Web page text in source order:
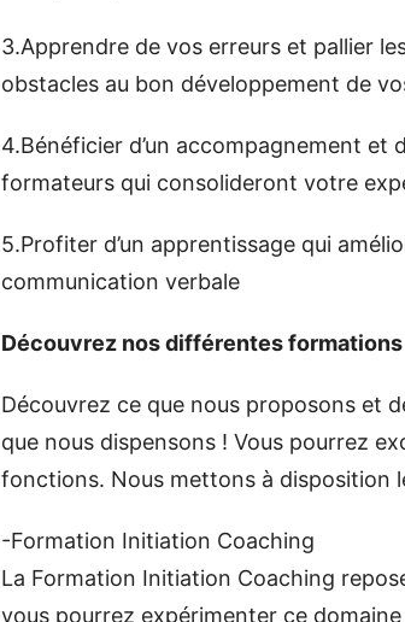
3.Apprendre de vos erreurs et pallier
obstacles au bon développement de
4.Bénéficier d’un accompagnement et
formateurs qui consolideront votre
5.Profiter d’un apprentissage qui
communication verbale
Découvrez nos différentes
Découvrez ce que nous proposons et
que nous dispensons ! Vous pourrez
fonctions. Nous mettons à disposition
-Formation Initiation Coaching
La Formation Initiation Coaching
vous pourrez expérimenter ce